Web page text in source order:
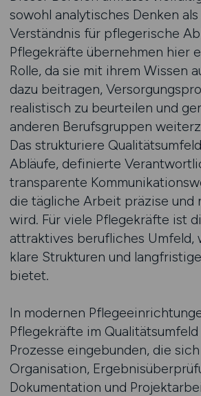
sowohl analytisches Denken
Verständnis für pflegerische
Pflegekräfte übernehmen hier
Rolle, da sie mit ihrem Wissen
dazu beitragen,
realistisch zu beurteilen und
anderen Berufsgruppen
Das strukturiere
Abläufe, definierte
transparente
die tägliche Arbeit präzise und
wird. Für viele Pflegekräfte ist
attraktives berufliches Umfeld,
klare Strukturen und
bietet.
In modernen
Pflegekräfte im
Prozesse eingebunden, die
Organisation,
Dokumentation und